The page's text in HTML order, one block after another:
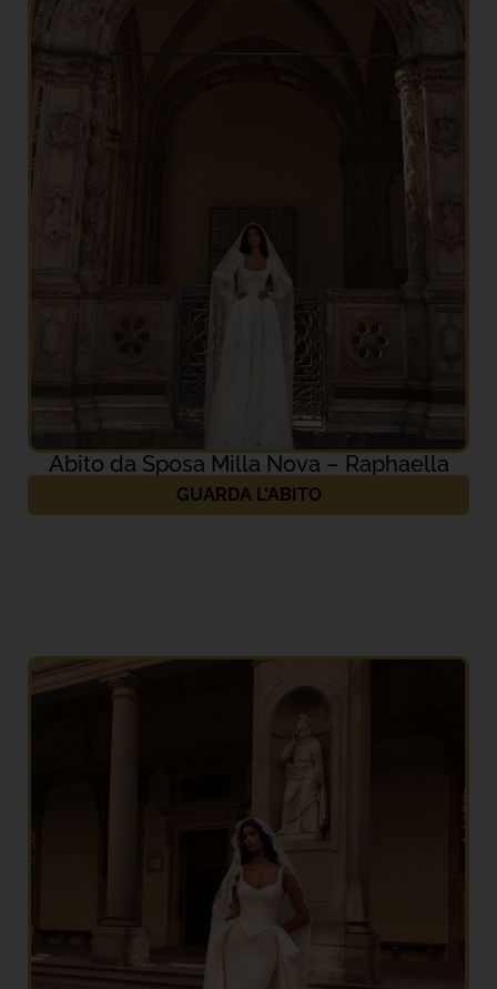
Abito da Sposa Milla Nova – Raphaella
GUARDA L'ABITO